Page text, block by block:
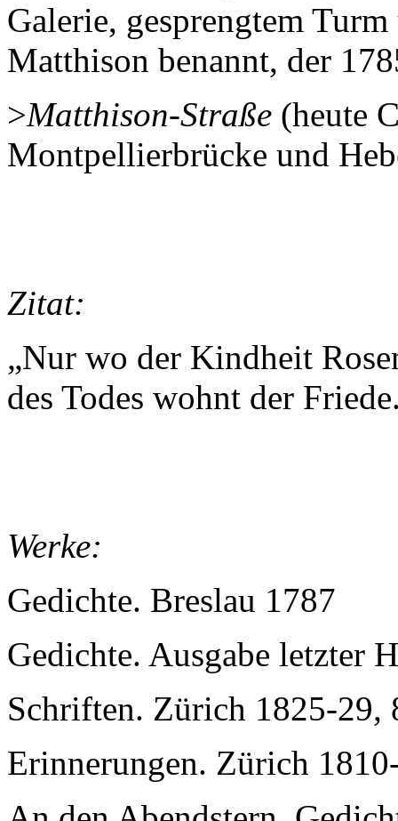
Galerie, gesprengtem
Matthison benannt, der
>Matthison-Straße (heute
Montpellierbrücke und
Zitat:
„Nur wo der Kindheit
des Todes wohnt der
Werke:
Gedichte. Breslau 1787
Gedichte. Ausgabe letzter
Schriften. Zürich 1825-29,
Erinnerungen. Zürich